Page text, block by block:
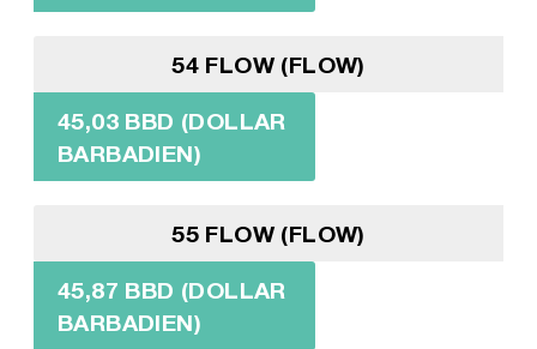
54 FLOW (FLOW)
45,03 BBD (DOLLAR
BARBADIEN)
55 FLOW (FLOW)
45,87 BBD (DOLLAR
BARBADIEN)